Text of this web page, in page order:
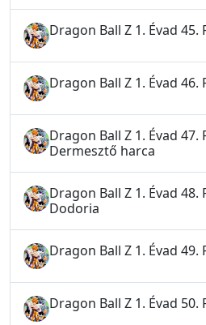
Dragon Ball Z 1. Évad 45.
Dragon Ball Z 1. Évad 46.
Dragon Ball Z 1. Évad 47.
Dermesztő harca
Dragon Ball Z 1. Évad 48.
Dodoria
Dragon Ball Z 1. Évad
Dragon Ball Z 1. Évad 50.